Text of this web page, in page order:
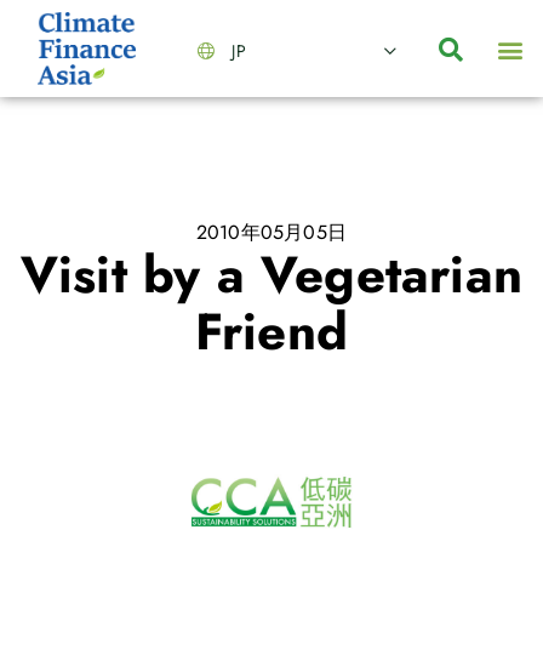
JP
2010年05月05日
Visit by a Vegetarian
Friend